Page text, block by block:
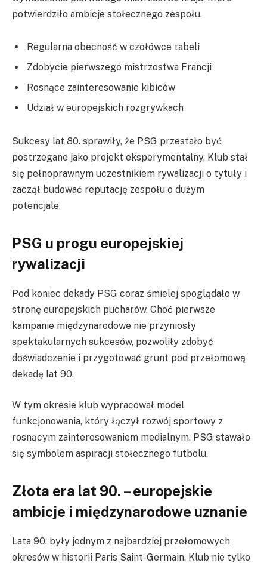
potwierdziło ambicje stołecznego zespołu.
Regularna obecność w czołówce tabeli
Zdobycie pierwszego mistrzostwa Francji
Rosnące zainteresowanie kibiców
Udział w europejskich rozgrywkach
Sukcesy lat 80. sprawiły, że PSG przestało być
postrzegane jako projekt eksperymentalny. Klub stał
się pełnoprawnym uczestnikiem rywalizacji o tytuły i
zaczął budować reputację zespołu o dużym
potencjale.
PSG u progu europejskiej
rywalizacji
Pod koniec dekady PSG coraz śmielej spoglądało w
stronę europejskich pucharów. Choć pierwsze
kampanie międzynarodowe nie przyniosły
spektakularnych sukcesów, pozwoliły zdobyć
doświadczenie i przygotować grunt pod przełomową
dekadę lat 90.
W tym okresie klub wypracował model
funkcjonowania, który łączył rozwój sportowy z
rosnącym zainteresowaniem medialnym. PSG stawało
się symbolem aspiracji stołecznego futbolu.
Złota era lat 90. – europejskie
ambicje i międzynarodowe uznanie
Lata 90. były jednym z najbardziej przełomowych
okresów w historii Paris Saint-Germain. Klub nie tylko